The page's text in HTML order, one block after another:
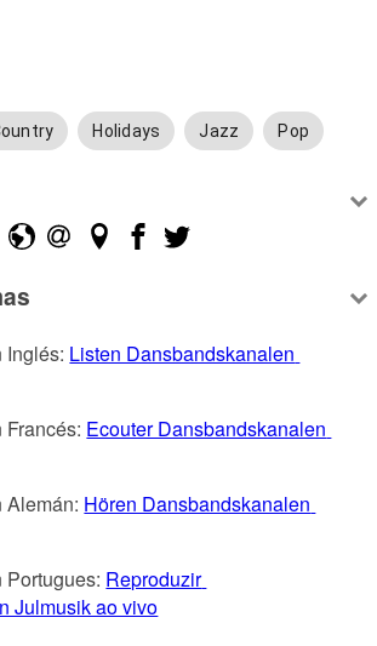
Holidays Jazz Pop
Inglés: Listen Dansbandskanalen
Ecouter Dansbandskanalen
Alemán: Hören Dansbandskanalen
Portugues: Reproduzir
Julmusik ao vivo